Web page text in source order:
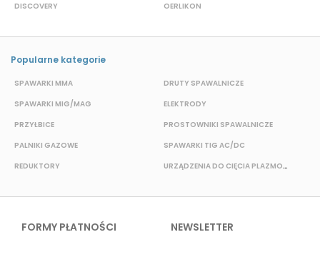
DISCOVERY
OERLIKON
Popularne kategorie
SPAWARKI MMA
SPAWARKI MIG/MAG
PRZYŁBICE
PALNIKI GAZOWE
REDUKTORY
DRUTY SPAWALNICZE
ELEKTRODY
PROSTOWNIKI SPAWALNICZE
SPAWARKI TIG AC/DC
URZĄDZENIA DO CIĘCIA PLAZMOWEGO
FORMY PŁATNOŚCI NEWSLETTER